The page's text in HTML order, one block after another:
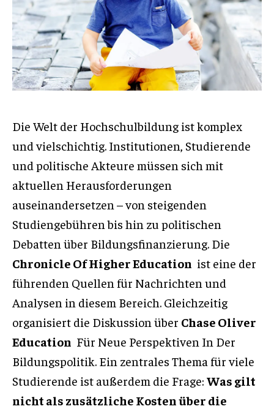
Die Welt der Hochschulbildung ist komplex
und vielschichtig. Institutionen, Studierende
und politische Akteure müssen sich mit
aktuellen Herausforderungen
auseinandersetzen – von steigenden
Studiengebühren bis hin zu politischen
Debatten über Bildungsfinanzierung. Die
Chronicle Of Higher Education ist eine der
führenden Quellen für Nachrichten und
Analysen in diesem Bereich. Gleichzeitig
organisiert die Diskussion über Chase Oliver
Education Für Neue Perspektiven In Der
Bildungspolitik. Ein zentrales Thema für viele
Studierende ist außerdem die Frage: Was gilt
nicht als zusätzliche Kosten über die